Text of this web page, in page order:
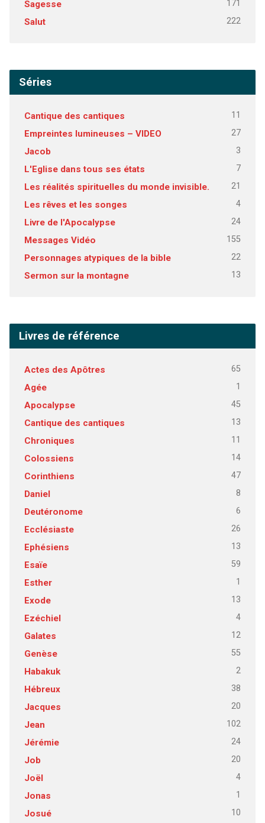
Sagesse 171
Salut 222
Séries
Cantique des cantiques 11
Empreintes lumineuses – VIDEO 27
Jacob 3
L'Eglise dans tous ses états 7
Les réalités spirituelles du monde invisible. 21
Les rêves et les songes 4
Livre de l'Apocalypse 24
Messages Vidéo 155
Personnages atypiques de la bible 22
Sermon sur la montagne 13
Livres de référence
Actes des Apôtres 65
Agée 1
Apocalypse 45
Cantique des cantiques 13
Chroniques 11
Colossiens 14
Corinthiens 47
Daniel 8
Deutéronome 6
Ecclésiaste 26
Ephésiens 13
Esaïe 59
Esther 1
Exode 13
Ezéchiel 4
Galates 12
Genèse 55
Habakuk 2
Hébreux 38
Jacques 20
Jean 102
Jérémie 24
Job 20
Joël 4
Jonas 1
Josué 10